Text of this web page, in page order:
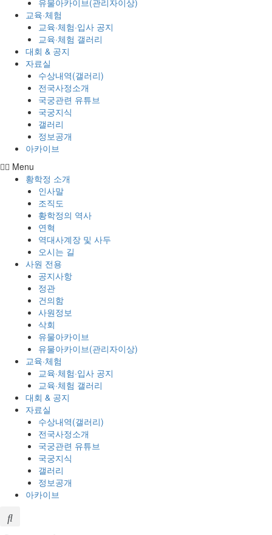
유물아카이브(관리자이상)
교육·체험
교육·체험·입사 공지
교육·체험 갤러리
대회 & 공지
자료실
수상내역(갤러리)
전국사정소개
국궁관련 유튜브
국궁지식
갤러리
정보공개
아카이브
Menu
황학정 소개
인사말
조직도
황학정의 역사
연혁
역대사계장 및 사두
오시는 길
사원 전용
공지사항
정관
건의함
사원정보
삭회
유물아카이브
유물아카이브(관리자이상)
교육·체험
교육·체험·입사 공지
교육·체험 갤러리
대회 & 공지
자료실
수상내역(갤러리)
전국사정소개
국궁관련 유튜브
국궁지식
갤러리
정보공개
아카이브